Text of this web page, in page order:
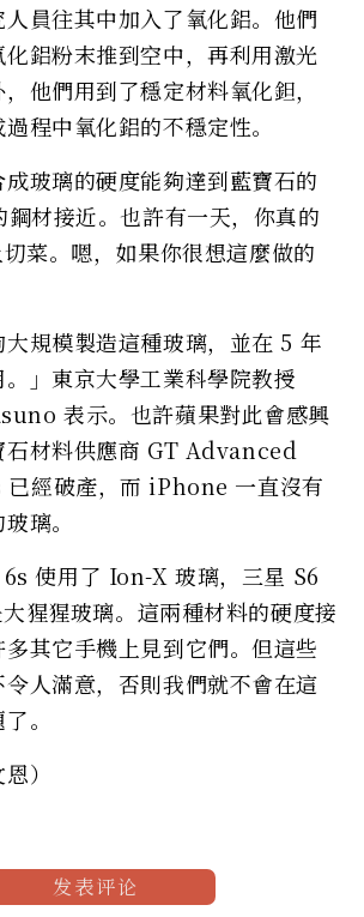
員往其中加入了氧化鋁。他們
鋁粉末推到空中，再利用激光
他們用到了穩定材料氧化鉭，
程中氧化鋁的不穩定性。
玻璃的硬度能夠達到藍寶石的
材接近。也許有一天，你真的
菜。嗯，如果你很想這麼做的
大規模製造這種玻璃，並在 5 年
」東京大學工業科學院教授
表示。也許蘋果對此會感興
石材料供應商 GT Advanced
經破產，而 iPhone 一直沒有
璃。
使用了 Ion-X 玻璃，三星 S6
猩猩玻璃。這兩種材料的硬度接
其它手機上見到它們。但這些
人滿意，否則我們就不會在這
。
）
发表评论